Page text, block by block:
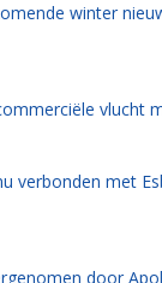
winter
vlucht
verbonden met
door